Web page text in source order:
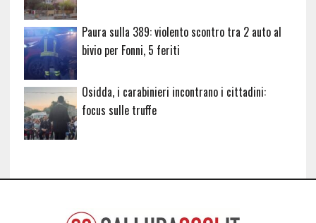
Paura sulla 389: violento scontro tra 2 auto al
bivio per Fonni, 5 feriti
Osidda, i carabinieri incontrano i cittadini:
focus sulle truffe